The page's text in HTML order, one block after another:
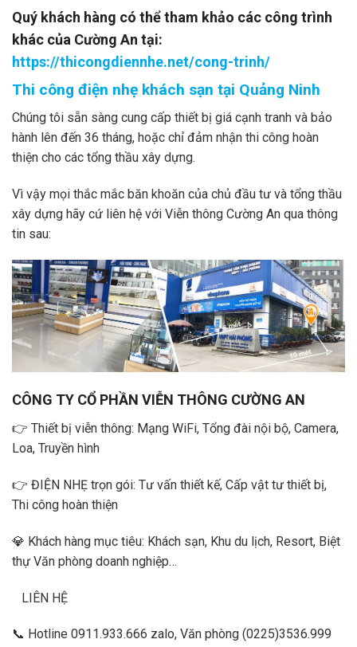
Quý khách hàng có thể tham khảo các công trình
khác của Cường An tại:
https://thicongdiennhe.net/cong-trinh/
Thi công điện nhẹ khách sạn tại Quảng Ninh
Chúng tôi sẵn sàng cung cấp thiết bị giá cạnh tranh và bảo
hành lên đến 36 tháng, hoặc chỉ đảm nhận thi công hoàn
thiện cho các tổng thầu xây dựng.
Vì vậy mọi thắc mắc băn khoăn của chủ đầu tư và tổng thầu
xây dựng hãy cứ liên hệ với Viễn thông Cường An qua thông
tin sau:
CÔNG TY CỔ PHẦN VIỄN THÔNG CƯỜNG AN
👉 Thiết bị viễn thông: Mạng WiFi, Tổng đài nội bộ, Camera,
Loa, Truyền hình
👉 ĐIỆN NHẸ trọn gói: Tư vấn thiết kế, Cấp vật tư thiết bị,
Thi công hoàn thiện
💎 Khách hàng mục tiêu: Khách sạn, Khu du lịch, Resort, Biệt
thự Văn phòng doanh nghiệp…
LIÊN HỆ
📞 Hotline 0911.933.666 zalo, Văn phòng (0225)3536.999